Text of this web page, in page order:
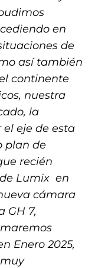
en
de
así también
continente
nuestra
la
eje de esta
plan de
recién
Lumix en
cámara
GH 7,
Enero 2025,